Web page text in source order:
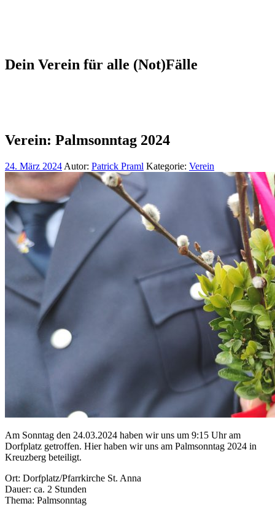
Dein Verein für alle (Not)Fälle
Verein: Palmsonntag 2024
24. März 2024 Autor: Patrick Praml Kategorie: Verein
Am Sonntag den 24.03.2024 haben wir uns um 9:15 Uhr am
Dorfplatz getroffen. Hier haben wir uns am Palmsonntag 2024 in
Kreuzberg beteiligt.
Ort: Dorfplatz/Pfarrkirche St. Anna
Dauer: ca. 2 Stunden
Thema: Palmsonntag